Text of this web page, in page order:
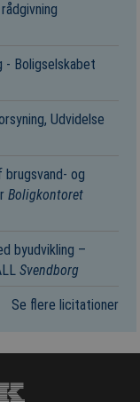
- Boligselskabet
Udvidelse
brugsvand- og
Boligkontoret
byudvikling –
Svendborg
Se flere licitationer